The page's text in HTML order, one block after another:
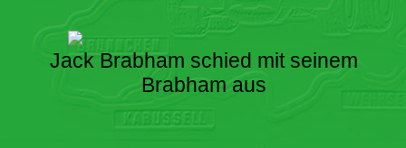
Jack Brabham schied mit seinem
Brabham aus